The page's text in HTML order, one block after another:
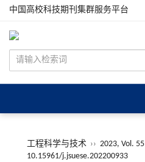
中国高校科技期刊集群服务平台
工程科学与技术 ›› 2023, Vol. 55
10.15961/j.jsuese.202200933